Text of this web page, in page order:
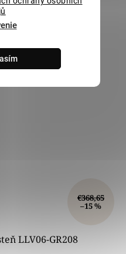
€368,65
–15 %
LLV06-GR208